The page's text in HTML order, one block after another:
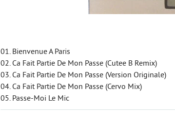
01. Bienvenue A Paris
02. Ca Fait Partie De Mon Passe (Cutee B Remix)
03. Ca Fait Partie De Mon Passe (Version Originale)
04. Ca Fait Partie De Mon Passe (Cervo Mix)
05. Passe-Moi Le Mic